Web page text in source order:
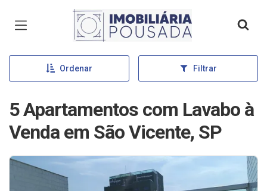
Página inicial
Ordenar Filtrar
5 Apartamentos com Lavabo à
Venda em São Vicente, SP